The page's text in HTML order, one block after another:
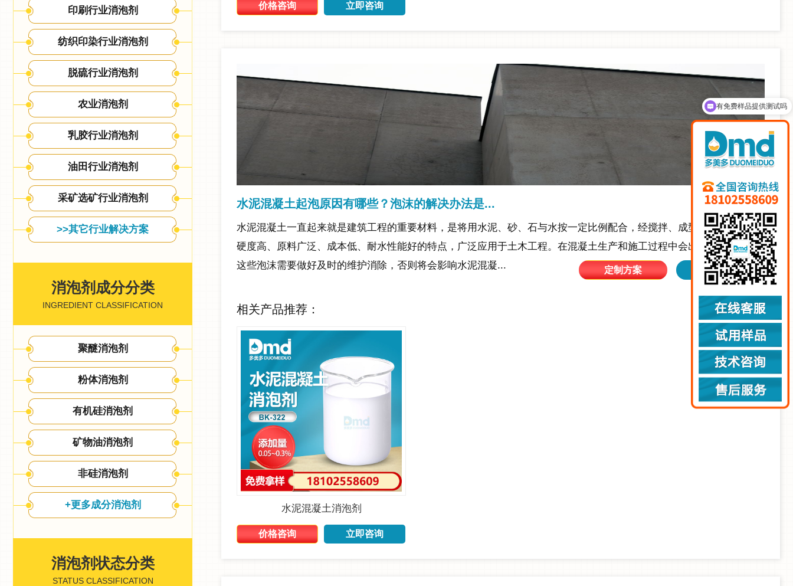
印刷行业消泡剂
纺织印染行业消泡剂
脱硫行业消泡剂
农业消泡剂
乳胶行业消泡剂
油田行业消泡剂
采矿选矿行业消泡剂
>>其它行业解决方案
消泡剂成分分类
INGREDIENT CLASSIFICATION
聚醚消泡剂
粉体消泡剂
有机硅消泡剂
矿物油消泡剂
非硅消泡剂
+更多成分消泡剂
消泡剂状态分类
STATUS CLASSIFICATION
价格咨询 立即咨询
水泥混凝土起泡原因有哪些？泡沫的解决办法是...
水泥混凝土一直起来就是建筑工程的重要材料，是将用水泥、砂、石与水按一定比例配合，经搅拌、成型而得的，具有
硬度高、原料广泛、成本低、耐水性能好的特点，广泛应用于土木工程。在混凝土生产和施工过程中会出现起泡问题，
这些泡沫需要做好及时的维护消除，否则将会影响水泥混凝...
定制方案 查看详情
相关产品推荐：
水泥混凝土消泡剂
价格咨询 立即咨询
可以介绍下你们的产品么
有免费样品提供测试吗